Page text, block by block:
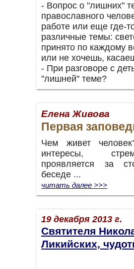
- Вопрос о "лишних"
православного
работе или еще где-
различные темы:
принято по каждому
или не хочешь,
- При разговоре с
"лишней" теме?
Елена Живова
Первая
Чем живет
интересы,
проявляется за
беседе ...
читать далее >>>
19 декабря 2013 г.
Святителя
Ликийских,